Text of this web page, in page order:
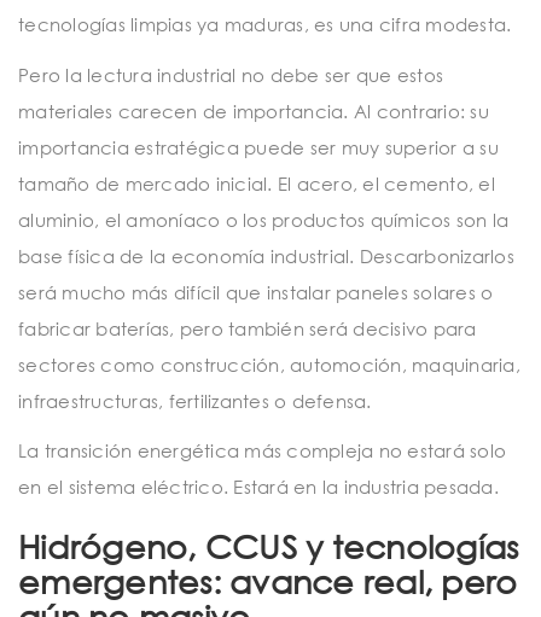
tecnologías limpias ya maduras, es una cifra modesta.
Pero la lectura industrial no debe ser que estos
materiales carecen de importancia. Al contrario: su
importancia estratégica puede ser muy superior a su
tamaño de mercado inicial. El acero, el cemento, el
aluminio, el amoníaco o los productos químicos son la
base física de la economía industrial. Descarbonizarlos
será mucho más difícil que instalar paneles solares o
fabricar baterías, pero también será decisivo para
sectores como construcción, automoción, maquinaria,
infraestructuras, fertilizantes o defensa.
La transición energética más compleja no estará solo
en el sistema eléctrico. Estará en la industria pesada.
Hidrógeno, CCUS y tecnologías
emergentes: avance real, pero